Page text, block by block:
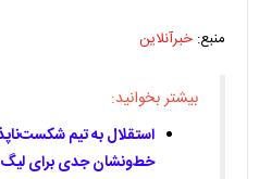
منبع: خبرآنلاین
بیشتر بخوانید:
خط‌ونشان جدی برای لیگ